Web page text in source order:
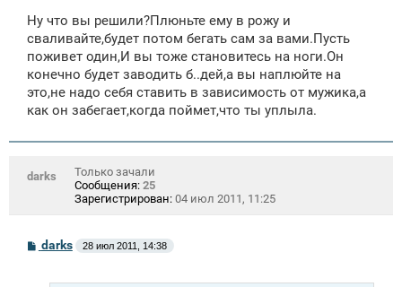
б
щ
н
и
Ну что вы решили?Плюньте ему в рожу и
сваливайте,будет потом бегать сам за вами.Пусть
поживет один,И вы тоже становитесь на ноги.Он
конечно будет заводить б..дей,а вы наплюйте на
это,не надо себя ставить в зависимость от мужика,а
как он забегает,когда поймет,что ты уплыла.
darks
Только зачали
Сообщения: 25
Зарегистрирован: 04 июл 2011, 11:25
Сdarks 28 июл 2011, 14:38